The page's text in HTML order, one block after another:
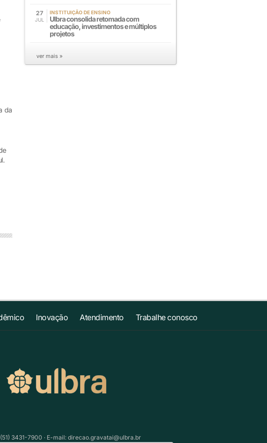
da
27
JUL
INSTITUIÇÃO DE ENSINO
Ulbra consolida retomada com
educação, investimentos e múltiplos
projetos
ver mais »
Inovação Atendimento Trabalhe conosco
3431-7900 · E-mail:direcao.gravatai@ulbra.br